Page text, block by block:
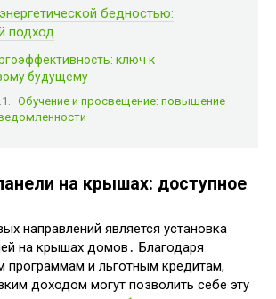
бедностью:
подход
ключ к
будущему
Обучение и просвещение: повышение
на крышах: доступное
направлений является установка
на крышах домов․ Благодаря
программам и льготным кредитам,
доходом могут позволить себе эту